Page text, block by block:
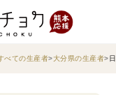
べての生産者 大分県の生産者